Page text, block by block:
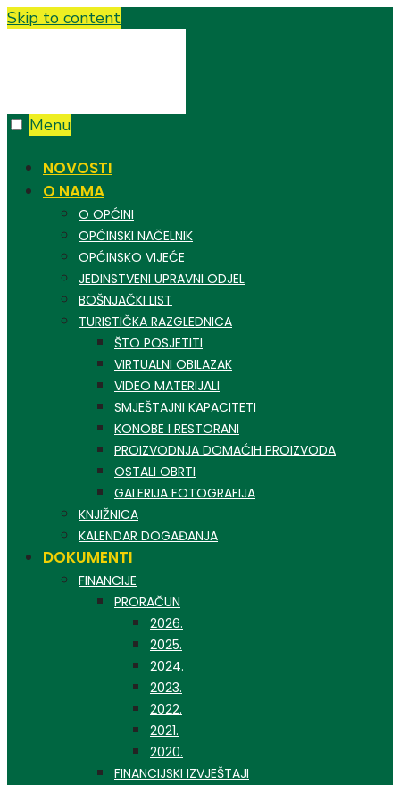
Skip to content
Menu
NOVOSTI
O NAMA
O OPĆINI
OPĆINSKI NAČELNIK
OPĆINSKO VIJEĆE
JEDINSTVENI UPRAVNI ODJEL
BOŠNJAČKI LIST
TURISTIČKA RAZGLEDNICA
ŠTO POSJETITI
VIRTUALNI OBILAZAK
VIDEO MATERIJALI
SMJEŠTAJNI KAPACITETI
KONOBE I RESTORANI
PROIZVODNJA DOMAĆIH PROIZVODA
OSTALI OBRTI
GALERIJA FOTOGRAFIJA
KNJIŽNICA
KALENDAR DOGAĐANJA
DOKUMENTI
FINANCIJE
PRORAČUN
2026.
2025.
2024.
2023.
2022.
2021.
2020.
FINANCIJSKI IZVJEŠTAJI